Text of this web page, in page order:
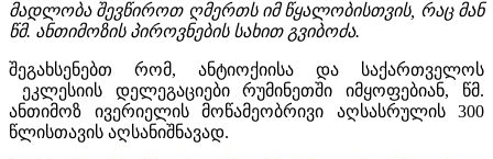
მადლობა შევწიროთ ღმერთს იმ წყალობისთვის, რაც მან
წმ. ანთიმოზის პიროვნების სახით გვიბოძა.
შეგახსენებთ რომ, ანტიოქიისა და საქართველოს
ეკლესიის დელეგაციები რუმინეთში იმყოფებიან, წმ.
ანთიმოზ ივერიელის მოწამეობრივი აღსასრულის 300
წლისთავის აღსანიშნავად.